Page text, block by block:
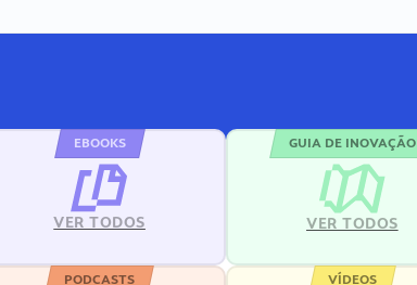
EBOOKS
VER TODOS
GUIA DE INOVAÇÃO
VER TODOS
PODCASTS VÍDEOS